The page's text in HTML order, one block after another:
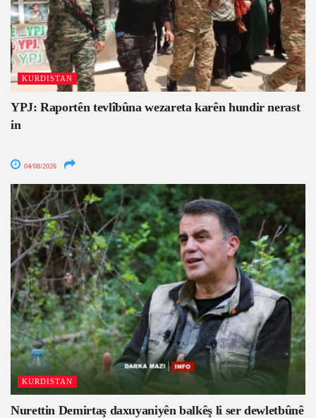
KURDISTAN
YPJ: Raportên tevlîbûna wezareta karên hundir nerast
in
04/08/2026
KURDISTAN
Nurettin Demirtaş daxuyaniyên balkêş li ser dewletbûnê